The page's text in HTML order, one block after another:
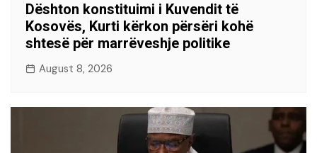
Dështon konstituimi i Kuvendit të
Kosovës, Kurti kërkon përsëri kohë
shtesë për marrëveshje politike
August 8, 2026